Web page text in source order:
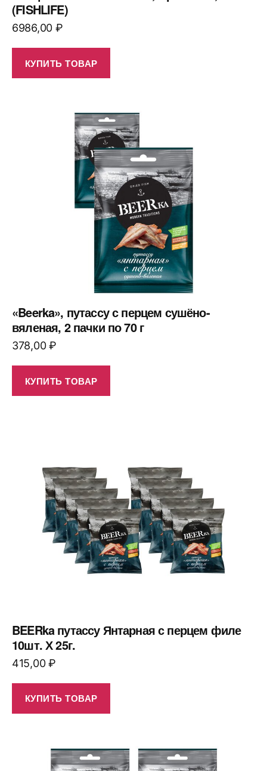
(FISHLIFE)
6986,00 ₽
КУПИТЬ ТОВАР
«Beerka», путассу с перцем сушёно-
вяленая, 2 пачки по 70 г
378,00₽
КУПИТЬ ТОВАР
BEERka путассу Янтарная с перцем филе
10шт. Х 25г.
415,00₽
КУПИТЬ ТОВАР